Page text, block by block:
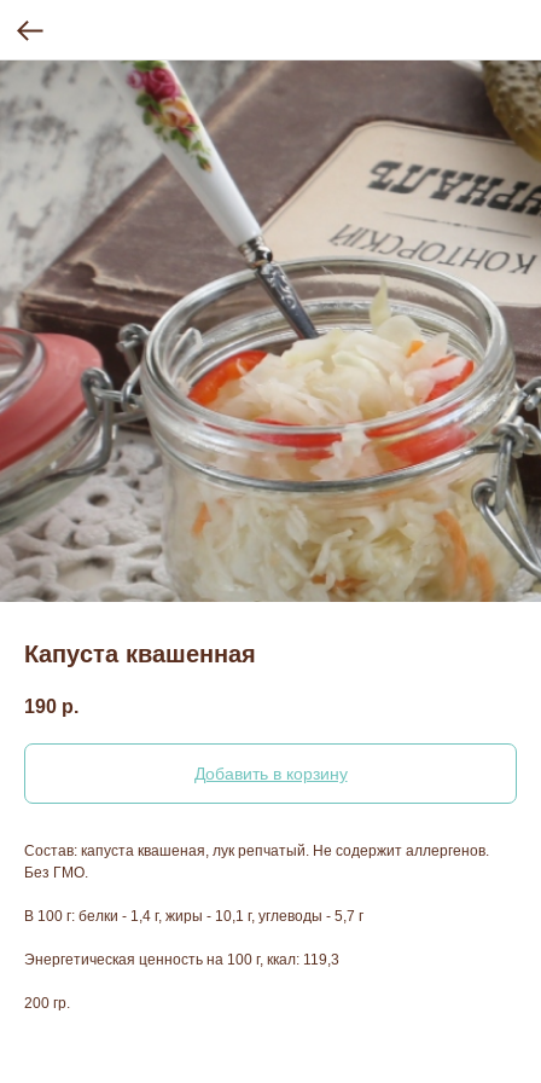
Капуста квашенная
190 р.
Добавить в корзину
Состав: капуста квашеная, лук репчатый. Не содержит аллергенов.
Без ГМО.
В 100 г: белки - 1,4 г, жиры - 10,1 г, углеводы - 5,7 г
Энергетическая ценность на 100 г, ккал: 119,3
200 гр.